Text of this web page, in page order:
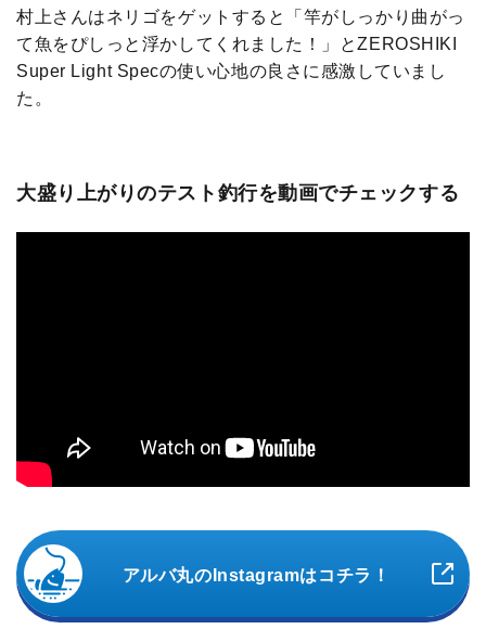
村上さんはネリゴをゲットすると「竿がしっかり曲がっ
て魚をぴしっと浮かしてくれました！」とZEROSHIKI
Super Light Specの使い心地の良さに感激していまし
た。
大盛り上がりのテスト釣行を動画でチェックする
アルバ丸のInstagramはコチラ！